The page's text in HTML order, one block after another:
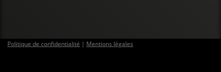
Politique de confidentialité | Mentions légales